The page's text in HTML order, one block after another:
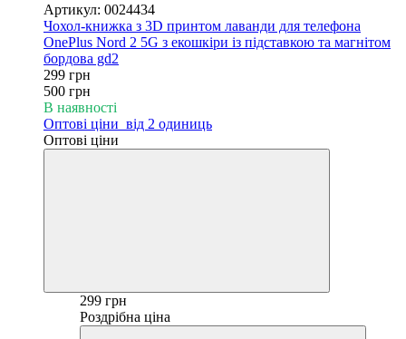
Артикул: 0024434
Чохол-книжка з 3D принтом лаванди для телефона
OnePlus Nord 2 5G з екошкіри із підставкою та магнітом
бордова gd2
299 грн
500 грн
В наявності
Оптові ціни від 2 одиниць
Оптові ціни
299 грн
Роздрібна ціна